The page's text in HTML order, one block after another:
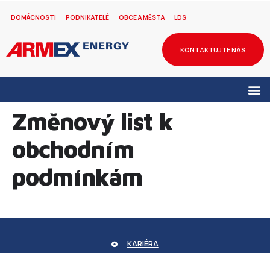
DOMÁCNOSTI PODNIKATELÉ OBCE A MĚSTA LDS
KONTAKTUJTE NÁS
Změnový list k
obchodním
podmínkám
KARIÉRA